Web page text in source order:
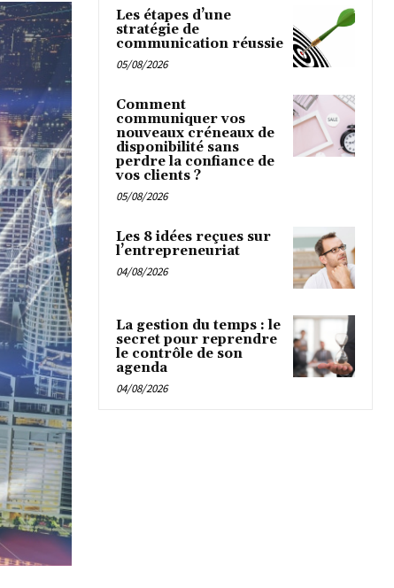
Les étapes d’une
stratégie de
communication réussie
05/08/2026
Comment
communiquer vos
nouveaux créneaux de
disponibilité sans
perdre la confiance de
vos clients ?
05/08/2026
Les 8 idées reçues sur
l’entrepreneuriat
04/08/2026
La gestion du temps : le
secret pour reprendre
le contrôle de son
agenda
04/08/2026